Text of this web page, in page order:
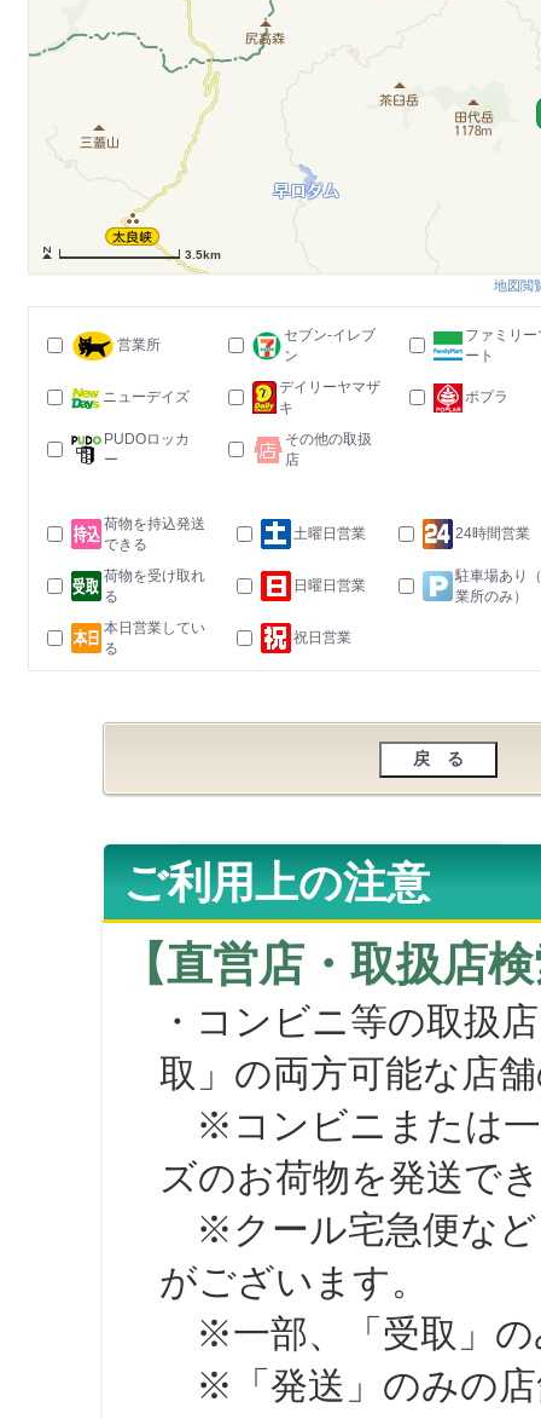
3.5km
地図閲
営業所
セブン-イレブ
ン
ファミリー
ート
ニューデイズ
デイリーヤマザ
キ
ポプラ
PUDOロッカ
ー
その他の取扱
店
荷物を持込発送
できる
土曜日営業 24時間営業
荷物を受け取れ
る
日曜日営業
駐車場あり
業所のみ）
本日営業してい
る
祝日営業
ご利用上の注意
【直営店・取扱店
・コンビニ等の取扱
取」の両方可能な店
※コンビニまたは一
ズのお荷物を発送で
※クール宅急便など
がございます。
※一部、「受取」の
※「発送」のみの店